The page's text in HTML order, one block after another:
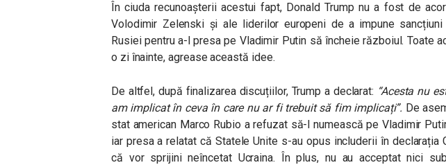
În ciuda recunoașterii acestui fapt, Donald Trump nu a fost de
Volodimir Zelenski și ale liderilor europeni de a impune
Rusiei pentru a-l presa pe Vladimir Putin să încheie războiul. Toate
o zi înainte, agrease această idee.
De altfel, după finalizarea discuțiilor, Trump a declarat: “Acesta nu
am implicat în ceva în care nu ar fi trebuit să fim implicați”. De
stat american Marco Rubio a refuzat să-l numească pe Vladimir
iar presa a relatat că Statele Unite s-au opus includerii în declarația
că vor sprijini neîncetat Ucraina. În plus, nu au acceptat nici